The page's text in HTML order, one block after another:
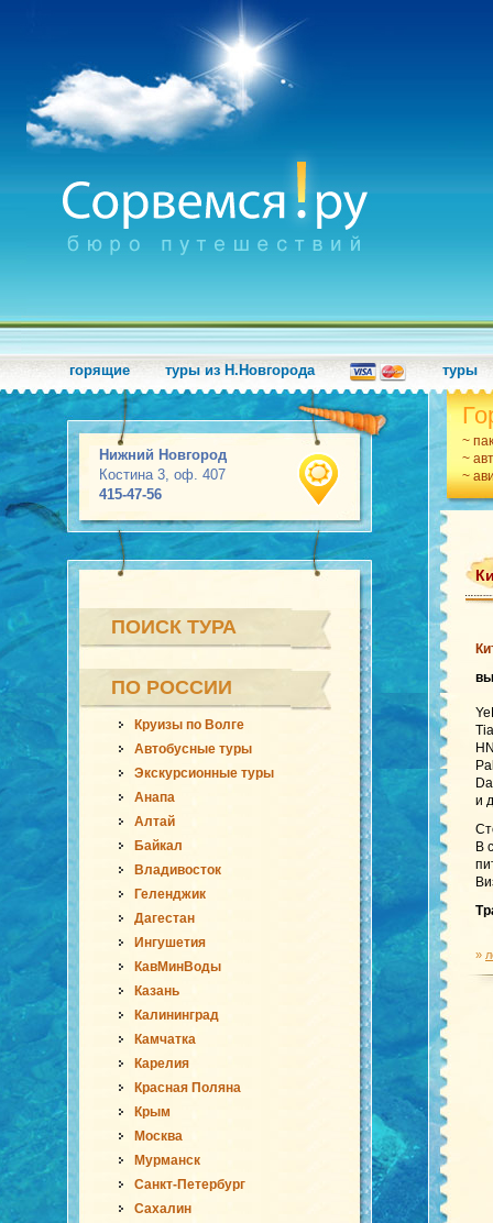
горящие туры из Н.Новгорода туры
Нижний Новгород
Костина 3, оф. 407
415-47-56
~
~
~
ПОИСК ТУРА
ПО РОССИИ
Круизы по Волге
Автобусные туры
Экскурсионные туры
Анапа
Алтай
Байкал
Владивосток
Геленджик
Дагестан
Ингушетия
КавМинВоды
Казань
Калининград
Камчатка
Карелия
Красная Поляна
Крым
Москва
Мурманск
Санкт-Петербург
Сахалин
и
В
»